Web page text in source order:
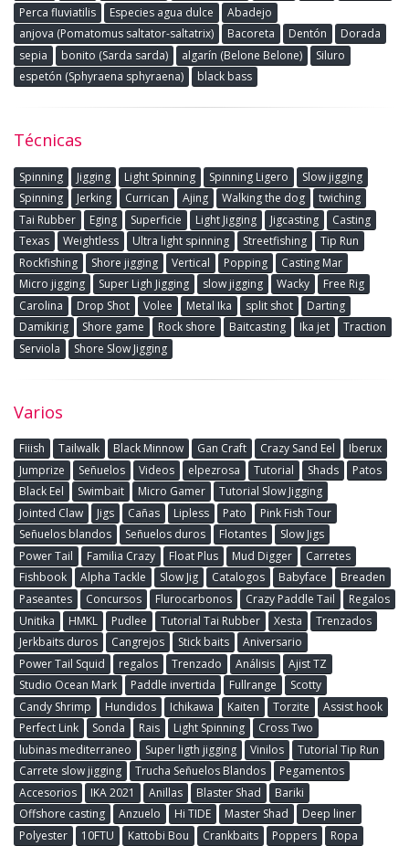
Perca fluviatilis
Especies agua dulce
Abadejo
anjova (Pomatomus saltator-saltatrix)
Bacoreta Dentón
Dorada
sepia
bonito (Sarda sarda) algarín (Belone Belone)
Siluro
espetón (Sphyraena sphyraena)
black bass
Técnicas
Spinning Jigging Light Spinning Spinning Ligero
Slow jigging
Spinning
Jerking Currican Ajing Walking the dog
twiching
Tai Rubber
Eging Superficie Light Jigging Jigcasting
Casting
Texas
Weightless Ultra light spinning Streetfishing
Tip Run
Rockfishing
Shore jigging Vertical Popping
Casting Mar
Micro jigging
Super Ligh Jigging slow jigging Wacky
Free Rig
Carolina
Drop Shot Volee Metal Ika split shot
Darting
Damikirig
Shore game Rock shore Baitcasting Ika jet
Traction
Serviola
Shore Slow Jigging
Varios
Fiiish Tailwalk Black Minnow Gan Craft Crazy Sand Eel
Iberux
Jumprize
Señuelos Videos elpezrosa Tutorial Shads
Patos
Black Eel
Swimbait Micro Gamer
Tutorial Slow Jigging
Jointed Claw
Jigs Cañas Lipless Pato
Pink Fish Tour
Señuelos blandos
Señuelos duros Flotantes
Slow Jigs
Power Tail
Familia Crazy Float Plus Mud Digger
Carretes
Fishbook
Alpha Tackle Slow Jig Catalogos Babyface
Breaden
Paseantes
Concursos Flurocarbonos Crazy Paddle Tail
Regalos
Unitika
HMKL Pudlee Tutorial Tai Rubber Xesta
Trenzados
Jerkbaits duros
Cangrejos Stick baits
Aniversario
Power Tail Squid
regalos Trenzado Análisis
Ajist TZ
Studio Ocean Mark
Paddle invertida Fullrange
Scotty
Candy Shrimp
Hundidos Ichikawa Kaiten Torzite
Assist hook
Perfect Link
Sonda Rais Light Spinning
Cross Two
lubinas mediterraneo
Super ligth jigging Vinilos
Tutorial Tip Run
Carrete slow jigging
Trucha Señuelos Blandos
Pegamentos
Accesorios
IKA 2021 Anillas Blaster Shad
Bariki
Offshore casting
Anzuelo Hi TIDE Master Shad
Deep liner
Polyester
10FTU Kattobi Bou Crankbaits Poppers
Ropa